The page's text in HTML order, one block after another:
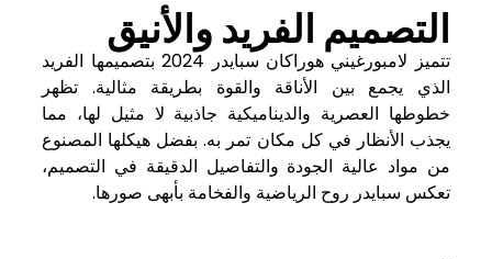
التصميم الفريد والأنيق
تتميز لامبورغيني هوراكان سبايدر 2024 بتصميمها الفريد
الذي يجمع بين الأناقة والقوة بطريقة مثالية. تظهر
خطوطها العصرية والديناميكية جاذبية لا مثيل لها، مما
يجذب الأنظار في كل مكان تمر به. بفضل هيكلها المصنوع
من مواد عالية الجودة والتفاصيل الدقيقة في التصميم،
تعكس سبايدر روح الرياضية والفخامة بأبهى صورها.